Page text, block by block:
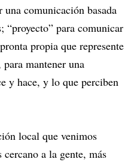
comunicación basada
“proyecto” para comunicar
propia que represente
mantener una
y hace, y lo que perciben
local que venimos
cercano a la gente, más